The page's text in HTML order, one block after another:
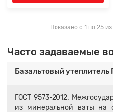
Показано с 1 по 25
Часто задаваемые
Базальтовый утеплитель
ГОСТ 9573-2012.
из минеральной ваты на